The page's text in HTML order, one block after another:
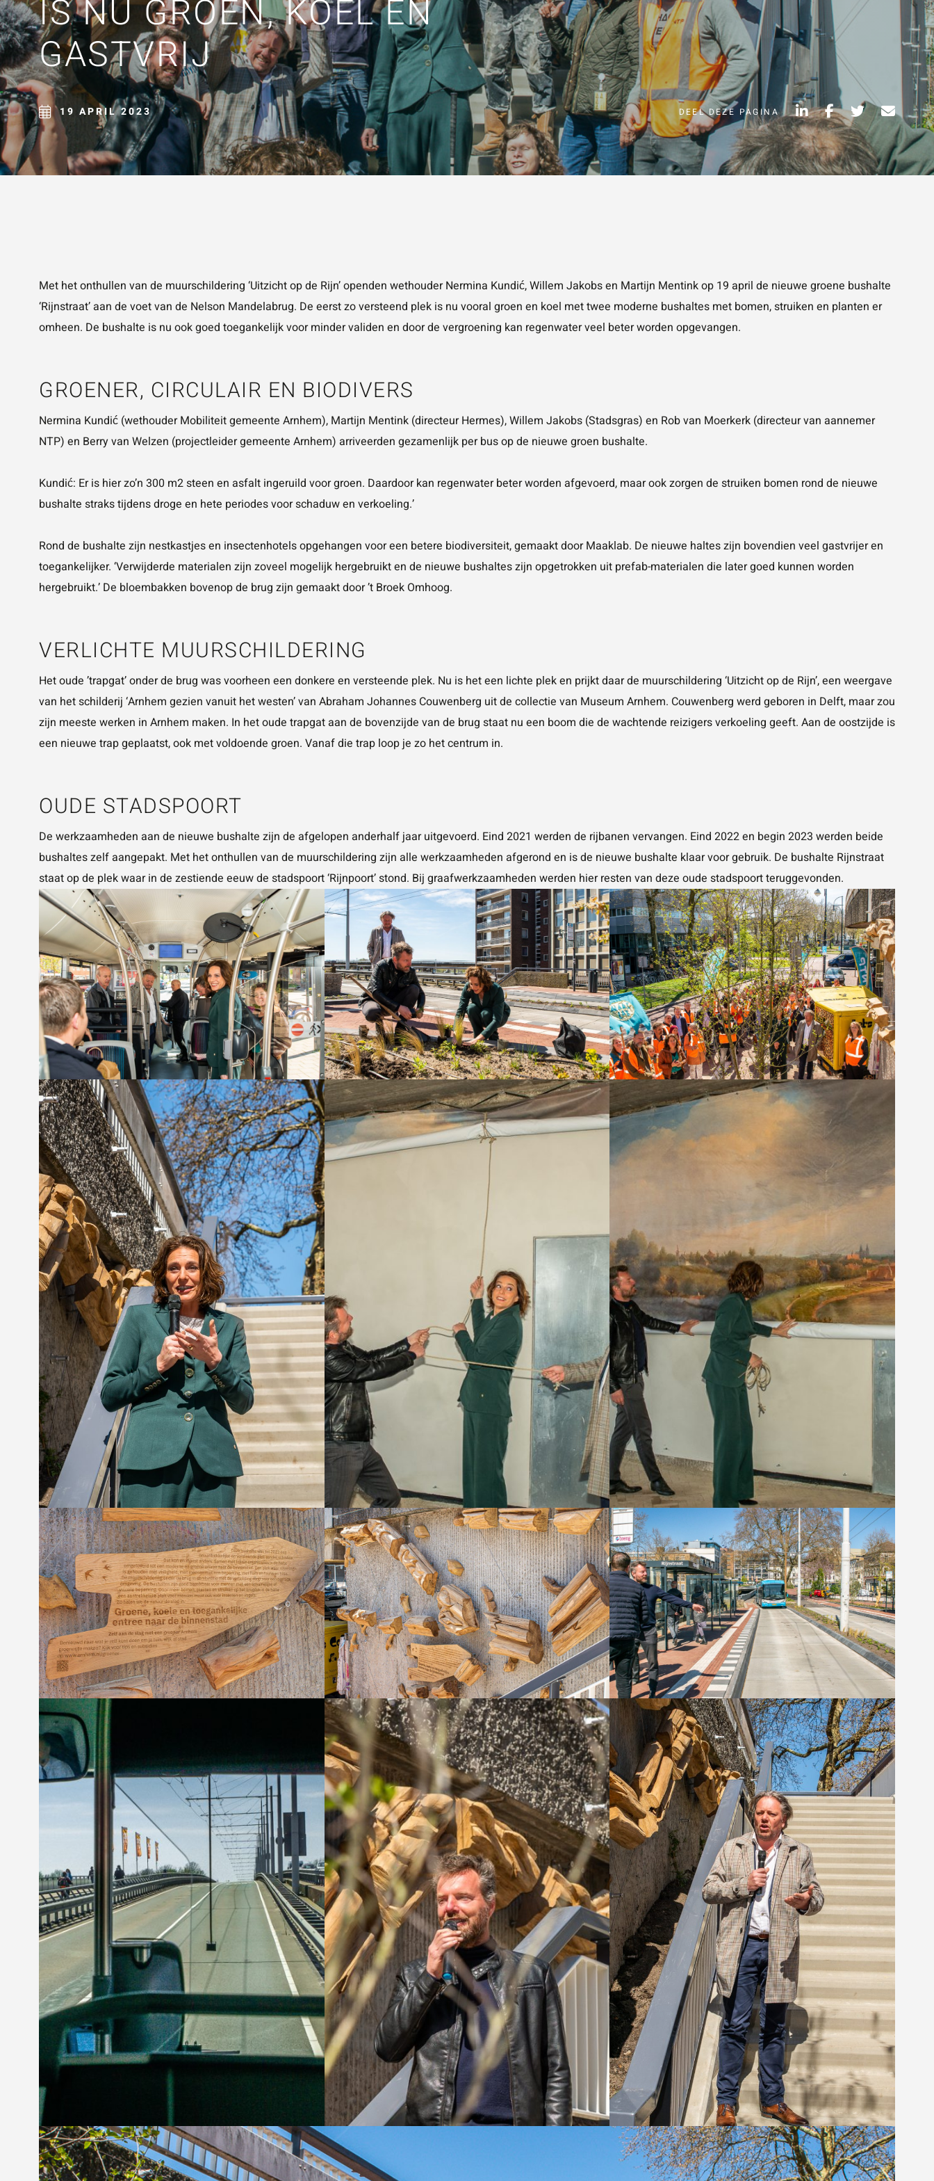
Vraag of opmerking*
Wat is 5 + 5?*
Vraag of opmerking
Wat is 5 + 5?*
IS NU GROEN, KOEL EN
GASTVRIJ
19 APRIL 2023 DEEL DEZE PAGINA
Met het onthullen van de muurschildering ‘Uitzicht op de Rijn’ openden wethouder Nermina Kundić, Willem Jakobs en Martijn Mentink op 19 april de nieuwe groene bushalte
‘Rijnstraat’ aan de voet van de Nelson Mandelabrug. De eerst zo versteend plek is nu vooral groen en koel met twee moderne bushaltes met bomen, struiken en planten er
omheen. De bushalte is nu ook goed toegankelijk voor minder validen en door de vergroening kan regenwater veel beter worden opgevangen.
GROENER, CIRCULAIR EN BIODIVERS
Nermina Kundić (wethouder Mobiliteit gemeente Arnhem), Martijn Mentink (directeur Hermes), Willem Jakobs (Stadsgras) en Rob van Moerkerk (directeur van aannemer
NTP) en Berry van Welzen (projectleider gemeente Arnhem) arriveerden gezamenlijk per bus op de nieuwe groen bushalte.
Kundić: Er is hier zo’n 300 m2 steen en asfalt ingeruild voor groen. Daardoor kan regenwater beter worden afgevoerd, maar ook zorgen de struiken bomen rond de nieuwe
bushalte straks tijdens droge en hete periodes voor schaduw en verkoeling.’
Rond de bushalte zijn nestkastjes en insectenhotels opgehangen voor een betere biodiversiteit, gemaakt doorMaaklab. De nieuwe haltes zijn bovendien veel gastvrijer en
toegankelijker. ‘Verwijderde materialen zijn zoveel mogelijk hergebruikt en de nieuwe bushaltes zijn opgetrokken uit prefab-materialen die later goed kunnen worden
hergebruikt.’ De bloembakken bovenop de brug zijn gemaakt door’t Broek Omhoog.
VERLICHTE MUURSCHILDERING
Het oude ’trapgat’ onder de brug was voorheen een donkere en versteende plek. Nu is het een lichte plek en prijkt daar de muurschildering ‘Uitzicht op de Rijn’, een weergave
van het schilderij ‘Arnhem gezien vanuit het westen’ van Abraham Johannes Couwenberg uit de collectie van Museum Arnhem. Couwenberg werd geboren in Delft, maar zou
zijn meeste werken in Arnhem maken. In het oude trapgat aan de bovenzijde van de brug staat nu een boom die de wachtende reizigers verkoeling geeft. Aan de oostzijde is
een nieuwe trap geplaatst, ook met voldoende groen. Vanaf die trap loop je zo het centrum in.
OUDE STADSPOORT
De werkzaamheden aan de nieuwe bushalte zijn de afgelopen anderhalf jaar uitgevoerd. Eind 2021 werden de rijbanen vervangen. Eind 2022 en begin 2023 werden beide
bushaltes zelf aangepakt. Met het onthullen van de muurschildering zijn alle werkzaamheden afgerond en is de nieuwe bushalte klaar voor gebruik. De bushalte Rijnstraat
staat op de plek waar in de zestiende eeuw de stadspoort ‘Rijnpoort’ stond. Bij graafwerkzaamheden werden hier resten van deze oude stadspoort teruggevonden.